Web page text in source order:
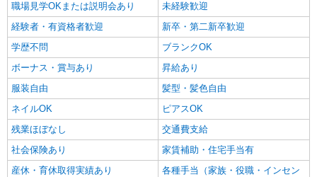
職場見学OKまたは説明会あり
未経験歓迎
経験者・有資格者歓迎
新卒・第二新卒歓迎
学歴不問
ブランクOK
ボーナス・賞与あり
昇給あり
服装自由
髪型・髪色自由
ネイルOK
ピアスOK
残業ほぼなし
交通費支給
社会保険あり
家賃補助・住宅手当有
産休・育休取得実績あり
各種手当（家族・役職・インセン